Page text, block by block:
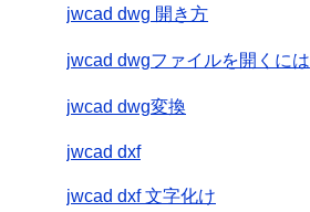
jwcad dwg 開き方
jwcad dwgファイルを開くには
jwcad dwg変換
jwcad dxf
jwcad dxf 文字化け